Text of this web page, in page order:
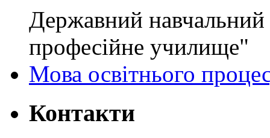
Державний навчальний
професійне училище"
Мова освітнього
Контакти